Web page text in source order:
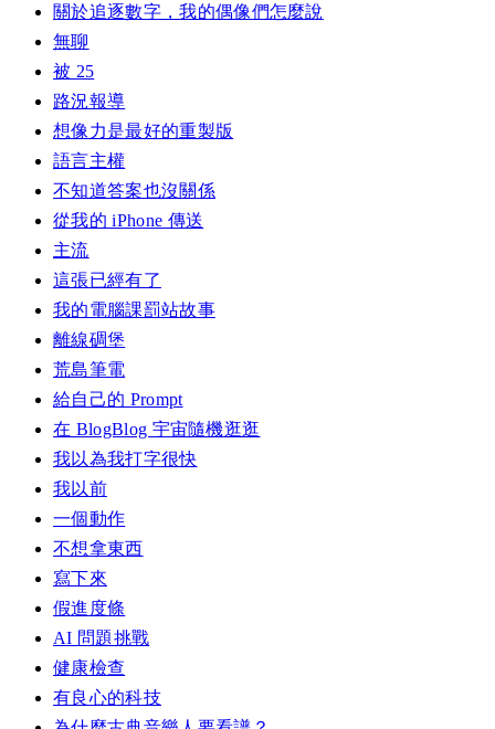
關於追逐數字，我的偶像們怎麼說
無聊
被 25
路況報導
想像力是最好的重製版
語言主權
不知道答案也沒關係
從我的 iPhone 傳送
主流
這張已經有了
我的電腦課罰站故事
離線碉堡
荒島筆電
給自己的 Prompt
在 BlogBlog 宇宙隨機逛逛
我以為我打字很快
我以前
一個動作
不想拿東西
寫下來
假進度條
AI 問題挑戰
健康檢查
有良心的科技